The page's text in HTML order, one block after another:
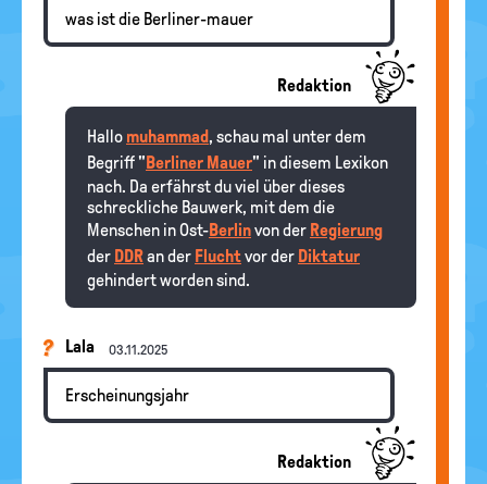
was ist die Berliner-mauer
Redaktion
Hallo muhammad, schau mal unter dem
Begriff " Berliner Mauer" in diesem Lexikon
nach. Da erfährst du viel über dieses
schreckliche Bauwerk, mit dem die
Menschen in Ost-Berlinvon der Regierung
der DDRan der Fluchtvor der Diktatur
gehindert worden sind.
Lala 03.11.2025
Erscheinungsjahr
Redaktion